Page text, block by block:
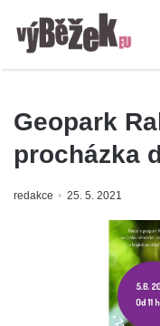
Geopark
procházka
redakce 25. 5. 2021